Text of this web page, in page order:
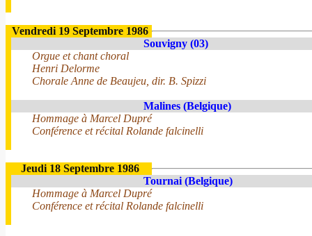
Vendredi 19 Septembre 1986
Souvigny (03)
Orgue et chant choral
Henri Delorme
Chorale Anne de Beaujeu, dir. B. Spizzi
Malines (Belgique)
Hommage à Marcel Dupré
Conférence et récital Rolande falcinelli
Jeudi 18 Septembre 1986
Tournai (Belgique)
Hommage à Marcel Dupré
Conférence et récital Rolande falcinelli